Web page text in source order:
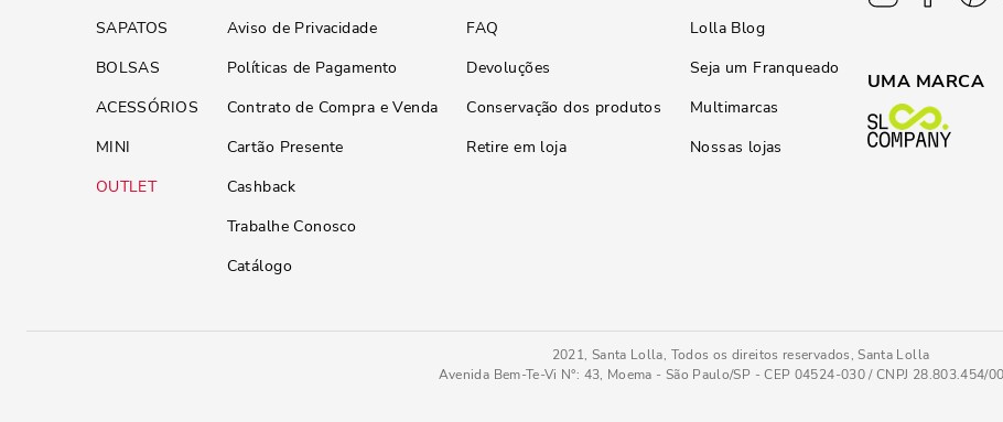
SAPATOS
BOLSAS
ACESSÓRIOS
MINI
OUTLET
Aviso de Privacidade
Políticas de Pagamento
Contrato de Compra e Venda
Cartão Presente
Cashback
Trabalhe Conosco
Catálogo
FAQ
Devoluções
Conservação dos produtos
Retire em loja
Lolla Blog
Seja um Franqueado
Multimarcas
Nossas lojas
UMA MARCA
2021, Santa Lolla, Todos os direitos reservados, Santa Lolla
Avenida Bem-Te-Vi N°: 43, Moema - São Paulo/SP - CEP 04524-030 / CNPJ 28.803.454/